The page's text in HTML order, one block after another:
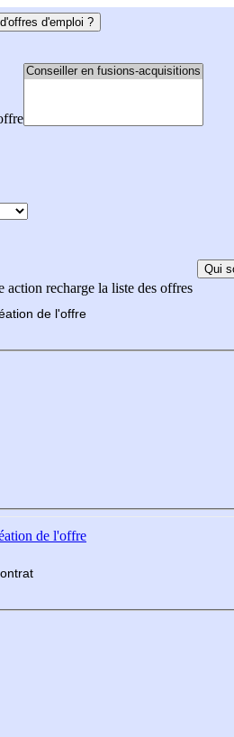
d'emploi ?
action recharge la liste des offres
Qui
de l'offre
de l'offre